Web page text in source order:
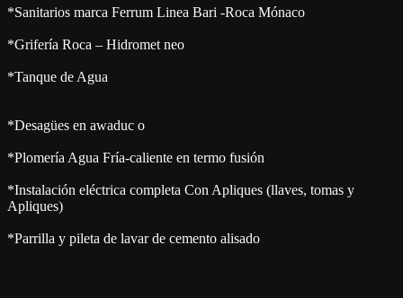
*Sanitarios marca Ferrum Linea Bari -Roca Mónaco
*Grifería Roca – Hidromet neo
*Tanque de Agua
*Desagües en awaduc o
*Plomería Agua Fría-caliente en termo fusión
*Instalación eléctrica completa Con Apliques (llaves, tomas y
Apliques)
*Parrilla y pileta de lavar de cemento alisado